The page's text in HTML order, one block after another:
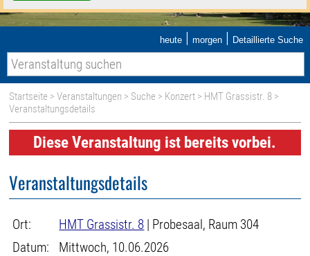
heute | morgen | Detaillierte Suche
Startseite >Veranstaltungen > Suche > Konzert > HMT Grassistr. 8 >
Veranstaltungsdetails
Diese Veranstaltung ist bereits vorbei.
Veranstaltungsdetails
Ort: HMT Grassistr. 8 | Probesaal, Raum 304
Datum:
Mittwoch, 10.06.2026